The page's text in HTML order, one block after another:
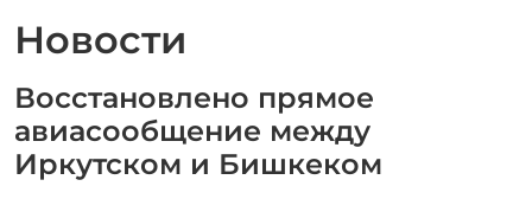
Новости
Восстановлено прямое
авиасообщение между
Иркутском и Бишкеком